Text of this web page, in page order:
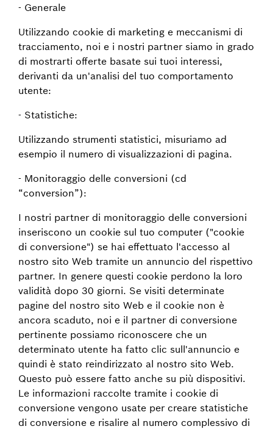
- Generale
Utilizzando cookie di marketing e meccanismi di
tracciamento, noi e i nostri partner siamo in grado
di mostrarti offerte basate sui tuoi interessi,
derivanti da un'analisi del tuo comportamento
utente:
- Statistiche:
Utilizzando strumenti statistici, misuriamo ad
esempio il numero di visualizzazioni di pagina.
- Monitoraggio delle conversioni (cd
“conversion”):
I nostri partner di monitoraggio delle conversioni
inseriscono un cookie sul tuo computer ("cookie
di conversione") se hai effettuato l'accesso al
nostro sito Web tramite un annuncio del rispettivo
partner. In genere questi cookie perdono la loro
validità dopo 30 giorni. Se visiti determinate
pagine del nostro sito Web e il cookie non è
ancora scaduto, noi e il partner di conversione
pertinente possiamo riconoscere che un
determinato utente ha fatto clic sull'annuncio e
quindi è stato reindirizzato al nostro sito Web.
Questo può essere fatto anche su più dispositivi.
Le informazioni raccolte tramite i cookie di
conversione vengono usate per creare statistiche
di conversione e risalire al numero complessivo di